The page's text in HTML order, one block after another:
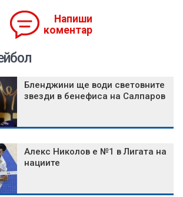
Напиши
коментар
Бленджини ще води световните
звезди в бенефиса на Салпаров
Алекс Николов е №1 в Лигата на
нациите